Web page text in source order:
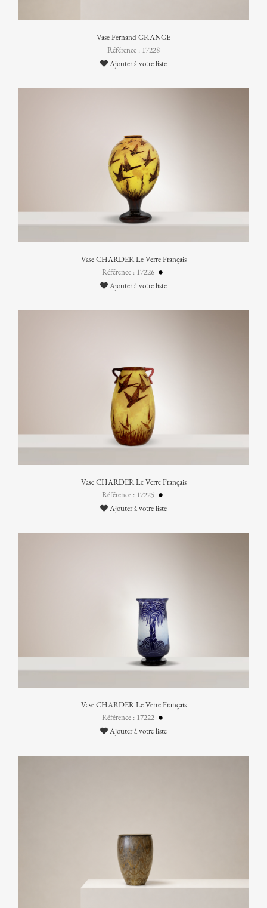
Vase Fernand GRANGE
Référence : 17228
Ajouter à votre liste
Vase CHARDER Le Verre Français
Référence : 17226
Ajouter à votre liste
Vase CHARDER Le Verre Français
Référence : 17225
Ajouter à votre liste
Vase CHARDER Le Verre Français
Référence : 17222
Ajouter à votre liste